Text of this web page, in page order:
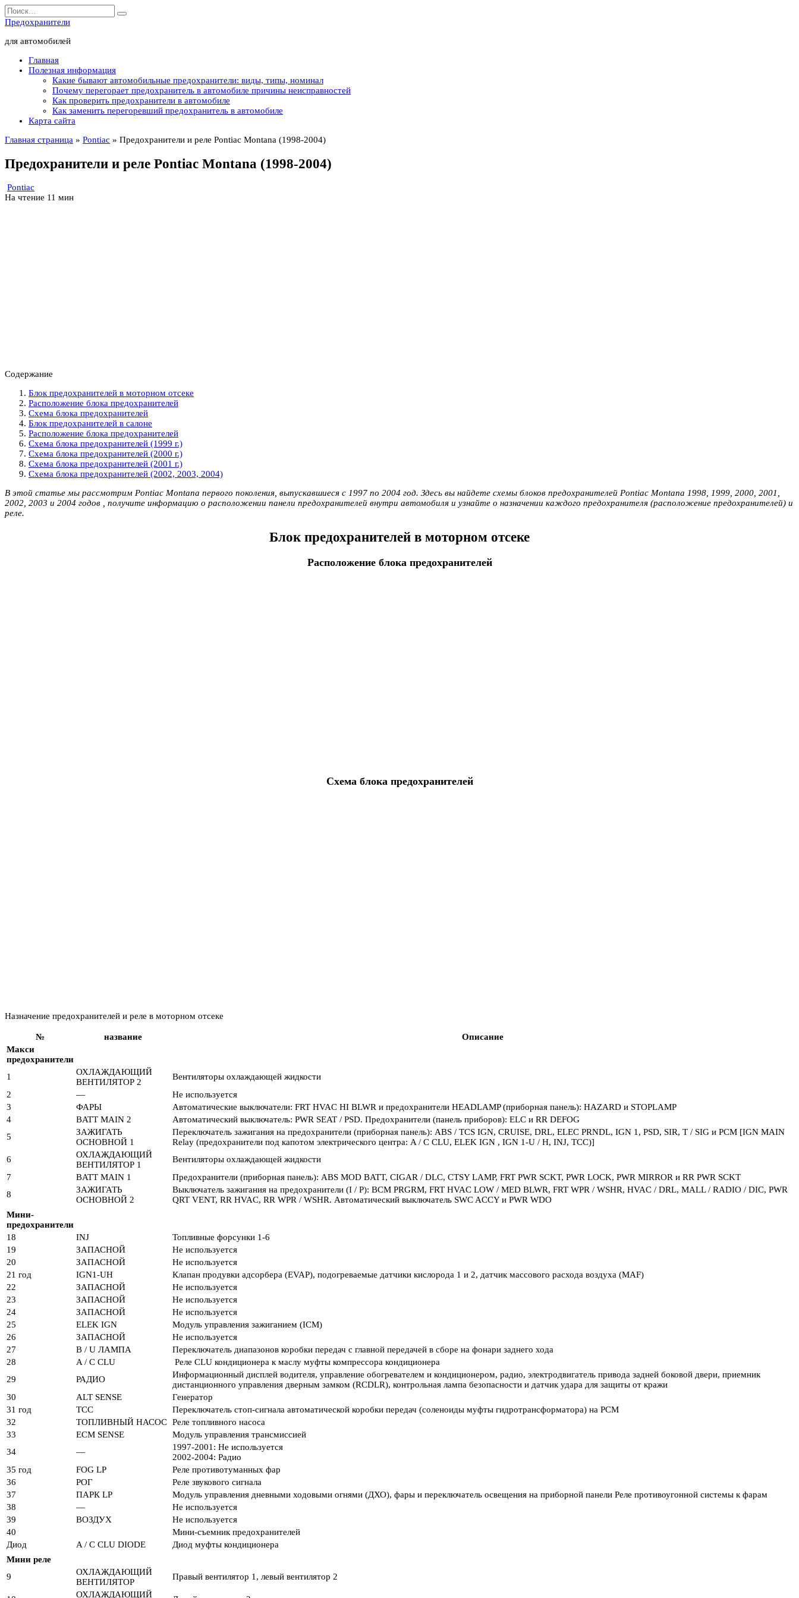
Перейти
к
содержанию
Search
for:
Предохранители
для автомобилей
Главная
Полезная информация
Какие бывают автомобильные предохранители: виды, типы, номинал
Почему перегорает предохранитель в автомобиле причины неисправностей
Как проверить предохранители в автомобиле
Как заменить перегоревший предохранитель в автомобиле
Карта сайта
Главная страница » Pontiac » Предохранители и реле Pontiac Montana (1998-2004)
Предохранители и реле Pontiac Montana (1998-2004)
Pontiac
На чтение 11 мин
Содержание
Блок предохранителей в моторном отсеке
Расположение блока предохранителей
Схема блока предохранителей
Блок предохранителей в салоне
Расположение блока предохранителей
Схема блока предохранителей (1999 г.)
Схема блока предохранителей (2000 г.)
Схема блока предохранителей (2001 г.)
Схема блока предохранителей (2002, 2003, 2004)
В этой статье мы рассмотрим Pontiac Montana первого поколения, выпускавшиеся с 1997 по 2004 год. Здесь вы найдете схемы блоков предохранителей Pontiac Montana 1998, 1999, 2000, 2001,
2002, 2003 и 2004 годов , получите информацию о расположении панели предохранителей внутри автомобиля и узнайте о назначении каждого предохранителя (расположение предохранителей) и
реле.
Блок предохранителей в моторном отсеке
Расположение блока предохранителей
Схема блока предохранителей
Назначение предохранителей и реле в моторном отсеке
№ название
Описание
Макси
предохранители
1
ОХЛАЖДАЮЩИЙ
ВЕНТИЛЯТОР 2
Вентиляторы охлаждающей жидкости
2
—
Не используется
3
ФАРЫ
Автоматические выключатели: FRT HVAC HI BLWR и предохранители HEADLAMP (приборная панель): HAZARD и STOPLAMP
4
BATT MAIN 2
Автоматический выключатель: PWR SEAT / PSD. Предохранители (панель приборов): ELC и RR DEFOG
5
ЗАЖИГАТЬ
ОСНОВНОЙ 1
Переключатель зажигания на предохранители (приборная панель): ABS / TCS IGN, CRUISE, DRL, ELEC PRNDL, IGN 1, PSD, SIR, T / SIG и PCM [IGN MAIN
Relay (предохранители под капотом электрического центра: A / C CLU, ELEK IGN , IGN 1-U / H, INJ, TCC)]
6
ОХЛАЖДАЮЩИЙ
ВЕНТИЛЯТОР 1
Вентиляторы охлаждающей жидкости
7
BATT MAIN 1
Предохранители (приборная панель): ABS MOD BATT, CIGAR / DLC, CTSY LAMP, FRT PWR SCKT, PWR LOCK, PWR MIRROR и RR PWR SCKT
8
ЗАЖИГАТЬ
ОСНОВНОЙ 2
Выключатель зажигания на предохранители (I / P): BCM PRGRM, FRT HVAC LOW / MED BLWR, FRT WPR / WSHR, HVAC / DRL, MALL / RADIO / DIC, PWR
QRT VENT, RR HVAC, RR WPR / WSHR. Автоматический выключатель SWC ACCY и PWR WDO
Мини-
предохранители
18
INJ
Топливные форсунки 1-6
19
ЗАПАСНОЙ
Не используется
20
ЗАПАСНОЙ
Не используется
21 год
IGN1-UH
Клапан продувки адсорбера (EVAP), подогреваемые датчики кислорода 1 и 2, датчик массового расхода воздуха (MAF)
22
ЗАПАСНОЙ
Не используется
23
ЗАПАСНОЙ
Не используется
24
ЗАПАСНОЙ
Не используется
25
ELEK IGN
Модуль управления зажиганием (ICM)
26
ЗАПАСНОЙ
Не используется
27
B / U ЛАМПА
Переключатель диапазонов коробки передач с главной передачей в сборе на фонари заднего хода
28
A / C CLU
Реле CLU кондиционера к маслу муфты компрессора кондиционера
29
РАДИО
Информационный дисплей водителя, управление обогревателем и кондиционером, радио, электродвигатель привода задней боковой двери, приемник
дистанционного управления дверным замком (RCDLR), контрольная лампа безопасности и датчик удара для защиты от кражи
30
ALT SENSE
Генератор
31 год
TCC
Переключатель стоп-сигнала автоматической коробки передач (соленоиды муфты гидротрансформатора) на PCM
32
ТОПЛИВНЫЙ НАСОС Реле топливного насоса
33
ECM SENSE
Модуль управления трансмиссией
34
—
1997-2001: Не используется
2002-2004: Радио
35 год
FOG LP
Реле противотуманных фар
36
РОГ
Реле звукового сигнала
37
ПАРК LP
Модуль управления дневными ходовыми огнями (ДХО), фары и переключатель освещения на приборной панели Реле противоугонной системы к фарам
38
—
Не используется
39
ВОЗДУХ
Не используется
40
Мини-съемник предохранителей
Диод
A / C CLU DIODE
Диод муфты кондиционера
Мини реле
9
ОХЛАЖДАЮЩИЙ
ВЕНТИЛЯТОР
Правый вентилятор 1, левый вентилятор 2
ОХЛАЖДАЮЩИЙ